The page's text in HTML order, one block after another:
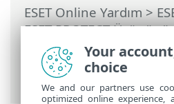
ESET Online Yardım >
ESET PROTECT
yönetilen Hizmet
PROTECT
>MSP için
Agent'ın yerel olarak
Your
choice
We and our partners use
optimized online experience,